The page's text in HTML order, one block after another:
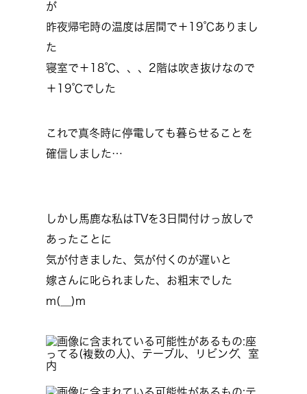
が
昨夜帰宅時の温度は居間で＋19℃ありまし
た
寝室で＋18℃、、、2階は吹き抜けなので
＋19℃でした
これで真冬時に停電しても暮らせることを
確信しました…
しかし馬鹿な私はTVを3日間付けっ放しで
あったことに
気が付きました、気が付くのが遅いと
嫁さんに叱られました、お粗末でした
m(__)m